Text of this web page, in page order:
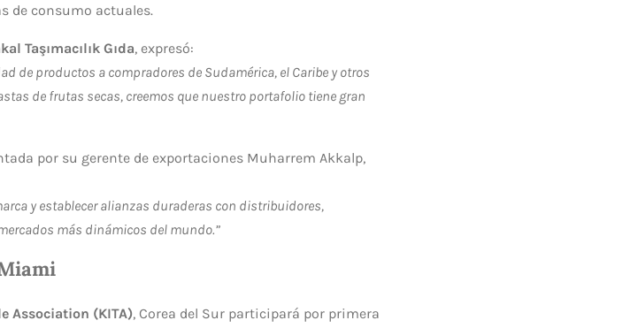
de consumo actuales.
Taşımacılık Gıda, expresó:
de productos a compradores de Sudamérica, el Caribe y otros
de frutas secas, creemos que nuestro portafolio tiene gran
por su gerente de exportaciones Muharrem Akkalp,
y establecer alianzas duraderas con distribuidores,
más dinámicos del mundo.”
Association (KITA), Corea del Sur participará por primera